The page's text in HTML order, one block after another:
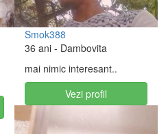
Smok388
36 ani - Dambovita
mai nimic interesant..
Vezi profil